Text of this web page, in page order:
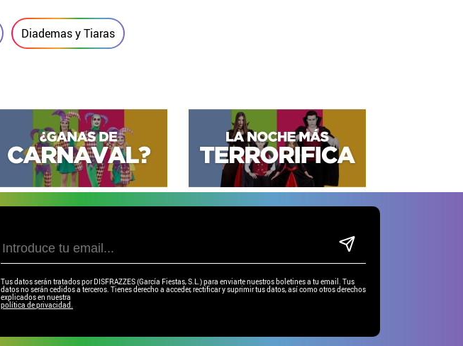
Diademas y Tiaras
Tus datos serán tratados por DISFRAZZES (García Fiestas, S.L.) para enviarte nuestros boletines a tu email. Tus
datos no serán cedidos a terceros. Tienes derecho a acceder, rectificar y suprimir tus datos, así como otros derechos
explicados en nuestra
política de privacidad.